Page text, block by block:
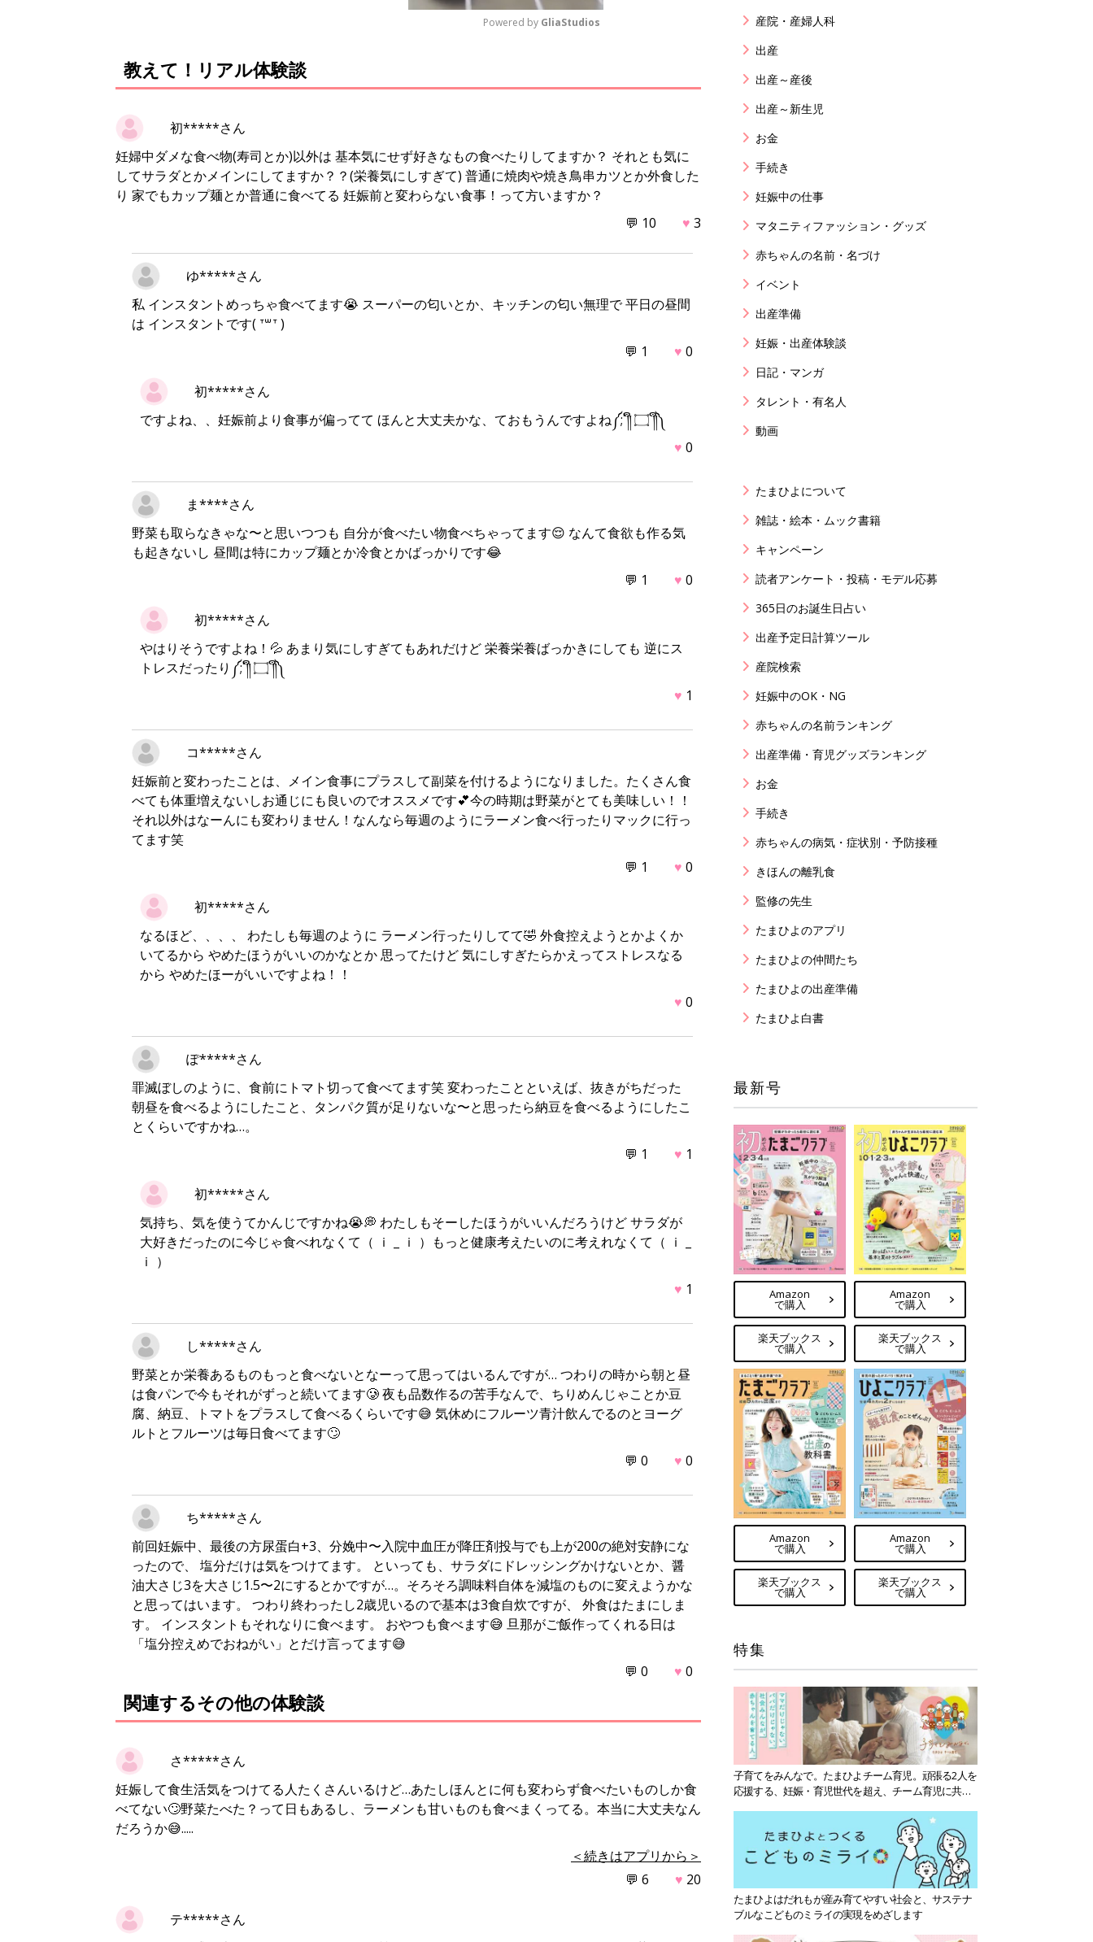
u
Powered by GliaStudios
教えて！リアル体験談
初*****さん
妊婦中ダメな食べ物(寿司とか)以外は 基本気にせず好きなもの食べたりしてますか？ それとも気に
してサラダとかメインにしてますか？？(栄養気にしすぎて) 普通に焼肉や焼き鳥串カツとか外食した
り 家でもカップ麺とか普通に食べてる 妊娠前と変わらない食事！って方いますか？
💬 10 ♥ 3
ゆ*****さん
私 インスタントめっちゃ食べてます😭 スーパーの匂いとか、キッチンの匂い無理で 平日の昼間
は インスタントです( ᐪ꒳ᐪ )‬
💬 1 ♥ 0
初*****さん
ですよね、、妊娠前より食事が偏ってて ほんと大丈夫かな、ておもうんですよね༼;´༎ຶ ۝ ༎ຶ༽
♥ 0
ま****さん
野菜も取らなきゃな〜と思いつつも 自分が食べたい物食べちゃってます😌 なんて食欲も作る気
も起きないし 昼間は特にカップ麺とか冷食とかばっかりです😂
💬 1 ♥ 0
初*****さん
やはりそうですよね！💦 あまり気にしすぎてもあれだけど 栄養栄養ばっかきにしても 逆にス
トレスだったり༼;´༎ຶ ۝ ༎ຶ༽
♥ 1
コ*****さん
妊娠前と変わったことは、メイン食事にプラスして副菜を付けるようになりました。たくさん食
べても体重増えないしお通じにも良いのでオススメです💕今の時期は野菜がとても美味しい！！
それ以外はなーんにも変わりません！なんなら毎週のようにラーメン食べ行ったりマックに行っ
てます笑
💬 1 ♥ 0
初*****さん
なるほど、、、、 わたしも毎週のように ラーメン行ったりしてて🤣 外食控えようとかよくか
いてるから やめたほうがいいのかなとか 思ってたけど 気にしすぎたらかえってストレスなる
から やめたほーがいいですよね！！
♥ 0
ぽ*****さん
罪滅ぼしのように、食前にトマト切って食べてます笑 変わったことといえば、抜きがちだった
朝昼を食べるようにしたこと、タンパク質が足りないな〜と思ったら納豆を食べるようにしたこ
とくらいですかね…。
💬 1 ♥ 1
初*****さん
気持ち、気を使うてかんじですかね😭💭 わたしもそーしたほうがいいんだろうけど サラダが
大好きだったのに今じゃ食べれなくて（ ｉ _ ｉ ）もっと健康考えたいのに考えれなくて（ ｉ _
ｉ ）
♥ 1
し*****さん
野菜とか栄養あるものもっと食べないとなーって思ってはいるんですが… つわりの時から朝と昼
は食パンで今もそれがずっと続いてます🥲 夜も品数作るの苦手なんで、ちりめんじゃことか豆
腐、納豆、トマトをプラスして食べるくらいです😅 気休めにフルーツ青汁飲んでるのとヨーグ
ルトとフルーツは毎日食べてます🙄
💬 0 ♥ 0
ち*****さん
前回妊娠中、最後の方尿蛋白+3、分娩中〜入院中血圧が降圧剤投与でも上が200の絶対安静にな
ったので、 塩分だけは気をつけてます。 といっても、サラダにドレッシングかけないとか、醤
油大さじ3を大さじ1.5〜2にするとかですが…。そろそろ調味料自体を減塩のものに変えようかな
と思ってはいます。 つわり終わったし2歳児いるので基本は3食自炊ですが、 外食はたまにしま
す。 インスタントもそれなりに食べます。 おやつも食べます😅 旦那がご飯作ってくれる日は
「塩分控えめでおねがい」とだけ言ってます😅
💬 0 ♥ 0
関連するその他の体験談
さ*****さん
妊娠して食生活気をつけてる人たくさんいるけど…あたしほんとに何も変わらず食べたいものしか食
べてない🙄野菜たべた？って日もあるし、ラーメンも甘いものも食べまくってる。本当に大丈夫なん
だろうか😅.....
＜続きはアプリから＞
💬 6 ♥ 20
テ*****さん
産院・産婦人科
出産
出産～産後
出産～新生児
お金
手続き
妊娠中の仕事
マタニティファッション・グッズ
赤ちゃんの名前・名づけ
イベント
出産準備
妊娠・出産体験談
日記・マンガ
タレント・有名人
動画
たまひよについて
雑誌・絵本・ムック書籍
キャンペーン
読者アンケート・投稿・モデル応募
365日のお誕生日占い
出産予定日計算ツール
産院検索
妊娠中のOK・NG
赤ちゃんの名前ランキング
出産準備・育児グッズランキング
お金
手続き
赤ちゃんの病気・症状別・予防接種
きほんの離乳食
監修の先生
たまひよのアプリ
たまひよの仲間たち
たまひよの出産準備
たまひよ白書
最新号
Amazon
で購入
楽天ブックス
で購入
Amazon
で購入
楽天ブックス
で購入
Amazon
で購入
楽天ブックス
で購入
Amazon
で購入
楽天ブックス
で購入
特集
子育てをみんなで。たまひよチーム育児。頑張る2人を
応援する、妊娠・育児世代を超え、チーム育児に共感
たまひよはだれもが産み育てやすい社会と、サステナ
ブルなこどものミライの実現をめざします